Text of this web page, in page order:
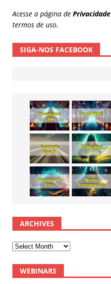
Acesse a página de Privacidade
termos de uso.
SIGA-NOS FACEBOOK
ARCHIVES
WEBINARS